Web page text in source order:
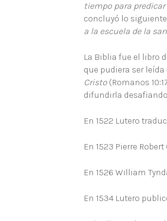
tiempo para
concluyó lo
a la escuela de la
La Biblia fue el libro
que pudiera ser
Cristo (Romanos
difundirla
En 1522 Lutero
En 1523 Pierre
En 1526 William
En 1534 Lutero